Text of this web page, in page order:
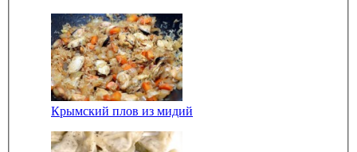
Крымский плов из мидий